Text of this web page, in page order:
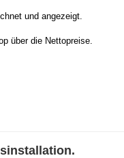
und angezeigt.
über die Nettopreise.